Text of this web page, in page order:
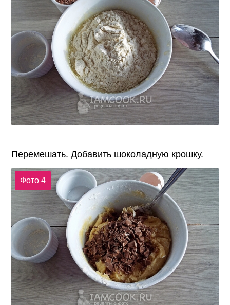
Перемешать. Добавить шоколадную крошку.
Фото 4